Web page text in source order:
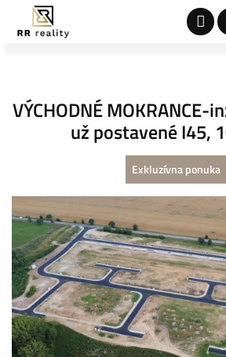
VÝCHODNÉ
už postavené I45,
Exkluzívna ponuka